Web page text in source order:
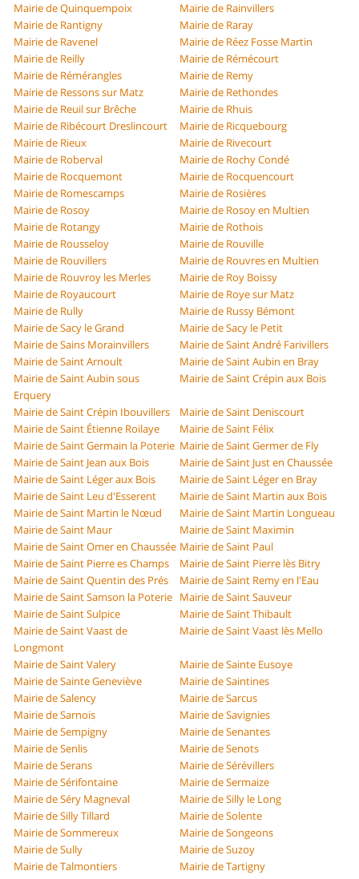
Mairie de Quinquempoix
Mairie de Rainvillers
Mairie de Rantigny
Mairie de Raray
Mairie de Ravenel
Mairie de Réez Fosse Martin
Mairie de Reilly
Mairie de Rémécourt
Mairie de Rémérangles
Mairie de Remy
Mairie de Ressons sur Matz
Mairie de Rethondes
Mairie de Reuil sur Brêche
Mairie de Rhuis
Mairie de Ribécourt Dreslincourt
Mairie de Ricquebourg
Mairie de Rieux
Mairie de Rivecourt
Mairie de Roberval
Mairie de Rochy Condé
Mairie de Rocquemont
Mairie de Rocquencourt
Mairie de Romescamps
Mairie de Rosières
Mairie de Rosoy
Mairie de Rosoy en Multien
Mairie de Rotangy
Mairie de Rothois
Mairie de Rousseloy
Mairie de Rouville
Mairie de Rouvillers
Mairie de Rouvres en Multien
Mairie de Rouvroy les Merles
Mairie de Roy Boissy
Mairie de Royaucourt
Mairie de Roye sur Matz
Mairie de Rully
Mairie de Russy Bémont
Mairie de Sacy le Grand
Mairie de Sacy le Petit
Mairie de Sains Morainvillers
Mairie de Saint André Farivillers
Mairie de Saint Arnoult
Mairie de Saint Aubin en Bray
Mairie de Saint Aubin sous
Erquery
Mairie de Saint Crépin aux Bois
Mairie de Saint Crépin Ibouvillers
Mairie de Saint Deniscourt
Mairie de Saint Étienne Roilaye
Mairie de Saint Félix
Mairie de Saint Germain la Poterie Mairie de Saint Germer de Fly
Mairie de Saint Jean aux Bois
Mairie de Saint Just en Chaussée
Mairie de Saint Léger aux Bois
Mairie de Saint Léger en Bray
Mairie de Saint Leu d'Esserent
Mairie de Saint Martin aux Bois
Mairie de Saint Martin le Nœud
Mairie de Saint Martin Longueau
Mairie de Saint Maur
Mairie de Saint Maximin
Mairie de Saint Omer en Chaussée Mairie de Saint Paul
Mairie de Saint Pierre es Champs
Mairie de Saint Pierre lès Bitry
Mairie de Saint Quentin des Prés
Mairie de Saint Remy en l'Eau
Mairie de Saint Samson la Poterie Mairie de Saint Sauveur
Mairie de Saint Sulpice
Mairie de Saint Thibault
Mairie de Saint Vaast de
Longmont
Mairie de Saint Vaast lès Mello
Mairie de Saint Valery
Mairie de Sainte Eusoye
Mairie de Sainte Geneviève
Mairie de Saintines
Mairie de Salency
Mairie de Sarcus
Mairie de Sarnois
Mairie de Savignies
Mairie de Sempigny
Mairie de Senantes
Mairie de Senlis
Mairie de Senots
Mairie de Serans
Mairie de Sérévillers
Mairie de Sérifontaine
Mairie de Sermaize
Mairie de Séry Magneval
Mairie de Silly le Long
Mairie de Silly Tillard
Mairie de Solente
Mairie de Sommereux
Mairie de Songeons
Mairie de Sully
Mairie de Suzoy
Mairie de Talmontiers
Mairie de Tartigny